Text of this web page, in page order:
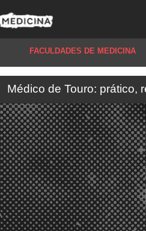
FACULDADES DE MEDICINA
Médico de Touro: prático,